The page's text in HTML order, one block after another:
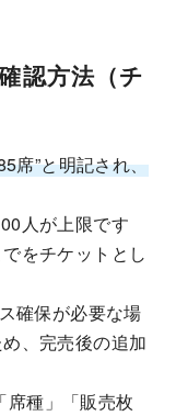
認方法（チ
席”と明記され、
人が上限です
をチケットとし
確保が必要な場
、完売後の追加
席種」「販売枚